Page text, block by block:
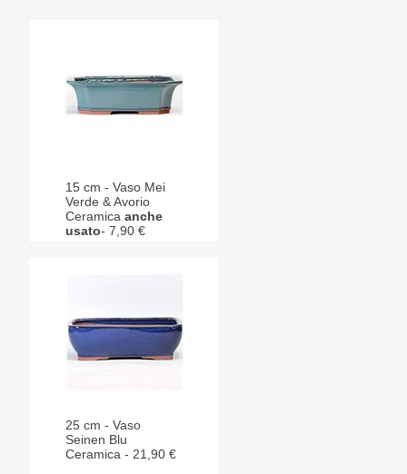
15 cm - Vaso Mei
Verde & Avorio
Ceramica anche
usato- 7,90 €
25 cm - Vaso
Seinen Blu
Ceramica - 21,90 €